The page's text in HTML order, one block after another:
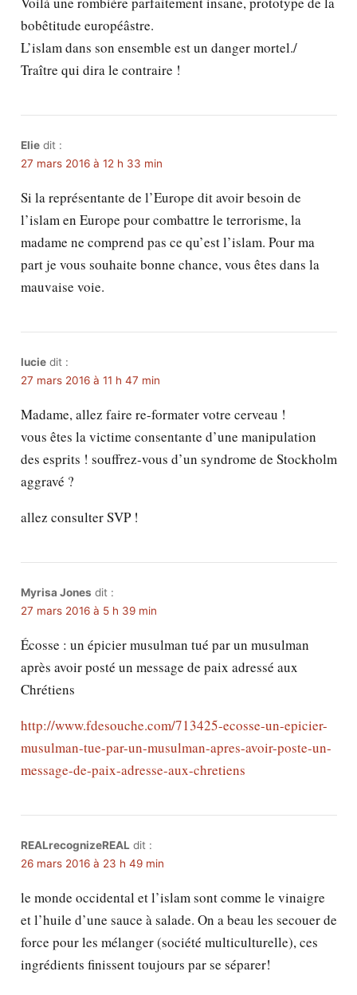
bobêtitude européâstre.
L’islam dans son ensemble est un danger mortel./
Traître qui dira le contraire !
Elie dit :
27 mars 2016 à 12 h 33 min
Si la représentante de l’Europe dit avoir besoin de
l’islam en Europe pour combattre le terrorisme, la
madame ne comprend pas ce qu’est l’islam. Pour ma
part je vous souhaite bonne chance, vous êtes dans la
mauvaise voie.
lucie dit :
27 mars 2016 à 11 h 47 min
Madame, allez faire re-formater votre cerveau !
vous êtes la victime consentante d’une manipulation
des esprits ! souffrez-vous d’un syndrome de Stockholm
aggravé ?
allez consulter SVP !
Myrisa Jones dit :
27 mars 2016 à 5 h 39 min
Écosse : un épicier musulman tué par un musulman
après avoir posté un message de paix adressé aux
Chrétiens
http://www.fdesouche.com/713425-ecosse-un-epicier-
musulman-tue-par-un-musulman-apres-avoir-poste-un-
message-de-paix-adresse-aux-chretiens
REALrecognizeREAL dit :
26 mars 2016 à 23 h 49 min
le monde occidental et l’islam sont comme le vinaigre
et l’huile d’une sauce à salade. On a beau les secouer de
force pour les mélanger (société multiculturelle), ces
ingrédients finissent toujours par se séparer!